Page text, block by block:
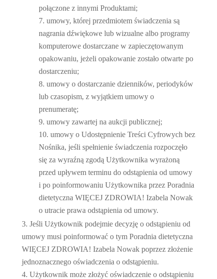
połączone z innymi Produktami;
umowy, której przedmiotem świadczenia są
nagrania dźwiękowe lub wizualne albo programy
komputerowe dostarczane w zapieczętowanym
opakowaniu, jeżeli opakowanie zostało otwarte po
dostarczeniu;
umowy o dostarczanie dzienników, periodyków
lub czasopism, z wyjątkiem umowy o
prenumeratę;
umowy zawartej na aukcji publicznej;
umowy o Udostępnienie Treści Cyfrowych bez
Nośnika, jeśli spełnienie świadczenia rozpoczęło
się za wyraźną zgodą Użytkownika wyrażoną
przed upływem terminu do odstąpienia od umowy
i po poinformowaniu Użytkownika przez Poradnia
dietetyczna WIĘCEJ ZDROWIA! Izabela Nowak
o utracie prawa odstąpienia od umowy.
Jeśli Użytkownik podejmie decyzję o odstąpieniu od
umowy musi poinformować o tym Poradnia dietetyczna
WIĘCEJ ZDROWIA! Izabela Nowak poprzez złożenie
jednoznacznego oświadczenia o odstąpieniu.
Użytkownik może złożyć oświadczenie o odstąpieniu